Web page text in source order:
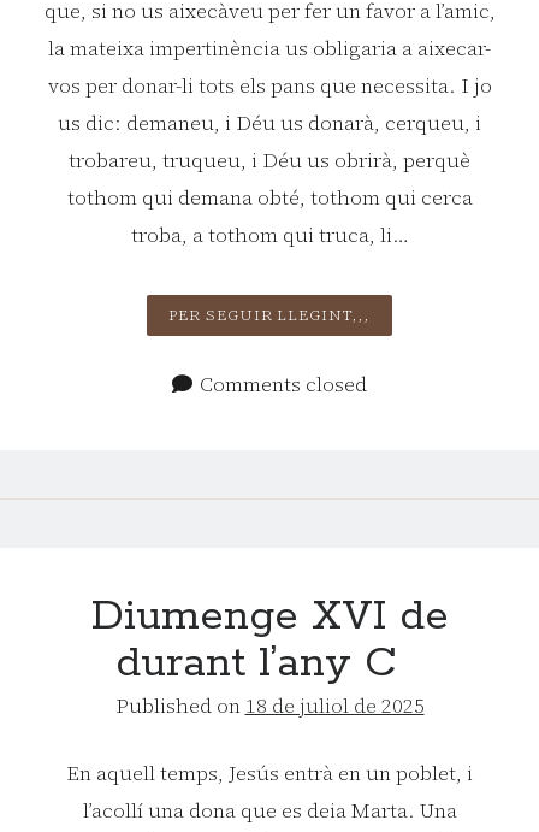
que, si no us aixecàveu per fer un favor a l’amic,
la mateixa impertinència us obligaria a aixecar-
vos per donar-li tots els pans que necessita. I jo
us dic: demaneu, i Déu us donarà, cerqueu, i
trobareu, truqueu, i Déu us obrirà, perquè
tothom qui demana obté, tothom qui cerca
troba, a tothom qui truca, li…
PER SEGUIR LLEGINT,,,
XVII
Comments closed
Diumenge XVI de
durant l’any C
Published on 18 de juliol de 2025
En aquell temps, Jesús entrà en un poblet, i
l’acollí una dona que es deia Marta. Una